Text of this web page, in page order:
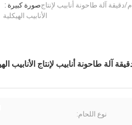
صورة كبيرة :90 م/دقيقة آلة طاحونة أنابيب لإنتاج
الأنابيب الهيكلية
نوع اللحام: